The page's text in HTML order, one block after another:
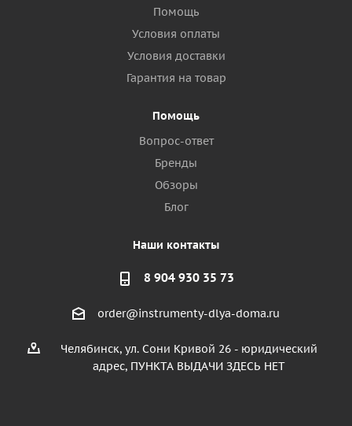
Помощь
Условия оплаты
Условия доставки
Гарантия на товар
Помощь
Вопрос-ответ
Бренды
Обзоры
Блог
Наши контакты
8 904 930 35 73
order@instrumenty-dlya-doma.ru
Челябинск, ул. Сони Кривой 26 - юридический
адрес, ПУНКТА ВЫДАЧИ ЗДЕСЬ НЕТ